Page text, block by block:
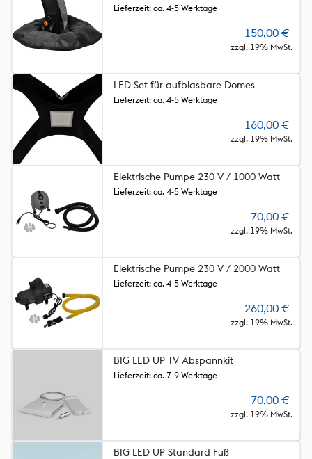
150,00 €
zzgl. 19% MwSt.
Lieferzeit: ca. 4-5 Werktage
LED Set für aufblasbare Domes
160,00 €
zzgl. 19% MwSt.
Lieferzeit: ca. 4-5 Werktage
Elektrische Pumpe 230 V / 1000 Watt
70,00 €
zzgl. 19% MwSt.
Lieferzeit: ca. 4-5 Werktage
Elektrische Pumpe 230 V / 2000 Watt
260,00 €
zzgl. 19% MwSt.
Lieferzeit: ca. 4-5 Werktage
BIG LED UP TV Abspannkit
70,00 €
zzgl. 19% MwSt.
Lieferzeit: ca. 7-9 Werktage
BIG LED UP Standard Fuß